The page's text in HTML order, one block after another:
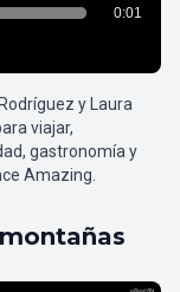
y Laura
viajar,
gastronomía y
Amazing.